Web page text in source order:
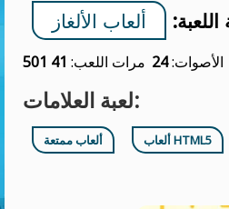
اللعبة:
ألعاب الألغاز
مرات اللعب: 41 501 الأصوات:24
لعبة العلامات:
ألعاب ممتعة ألعاب HTML5